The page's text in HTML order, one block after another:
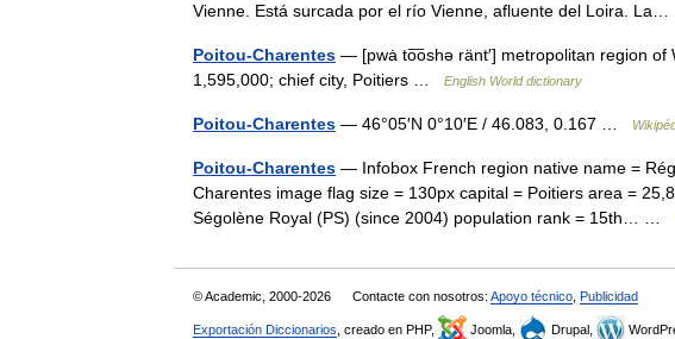
Vienne. Está surcada por el río Vienne, afluente del Loira.
Poitou-Charentes — [pwȧ to͞oshə ränt′] metropolitan region of
1,595,000; chief city, Poitiers …
English World dictionary
Poitou-Charentes — 46°05′N 0°10′E / 46.083, 0.167 …
Poitou-Charentes — Infobox French region native name =
Charentes image flag size = 130px capital = Poitiers area =
Ségolène Royal (PS) (since 2004) population rank = 15th… …
© Academic, 2000-2026 Contacte con nosotros: Apoyo técnico Publicidad
Exportación Diccionarios , creado en PHP, Joomla, Drupal,